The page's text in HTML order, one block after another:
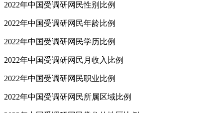
2022年中国受调研网民性别比例
2022年中国受调研网民年龄比例
2022年中国受调研网民学历比例
2022年中国受调研网民月收入比例
2022年中国受调研网民职业比例
2022年中国受调研网民所属区域比例